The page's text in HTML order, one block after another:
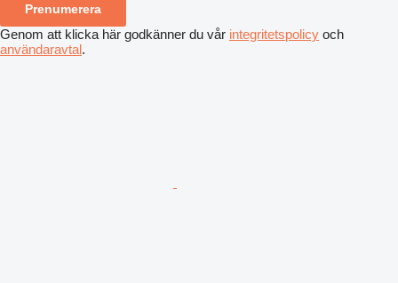
Prenumerera
Genom att klicka här godkänner du vår integritetspolicy och
användaravtal.